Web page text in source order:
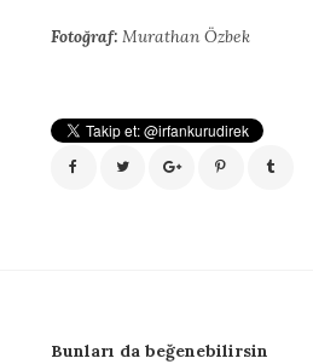
Fotoğraf: Murathan Özbek
Bunları da beğenebilirsin